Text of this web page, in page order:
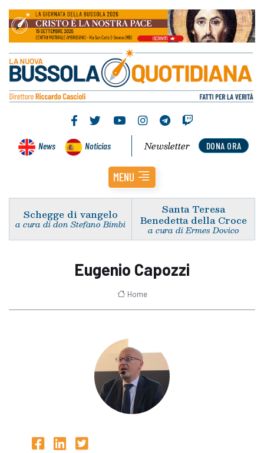
News Noticias DONA ORA
Newsletter
MENU
Schegge di vangelo
a cura di don Stefano Bimbi
Santa Teresa
Benedetta della Croce
a cura di Ermes Dovico
Eugenio Capozzi
Home